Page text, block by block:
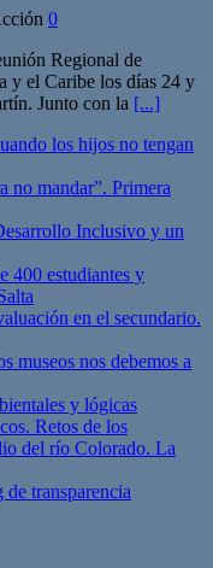
0
Regional de
y el Caribe los días 24 y
Junto con la [...]